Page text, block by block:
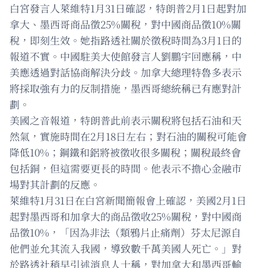
白宮發言人萊維特1月31日確認，特朗普2月1日起對加
拿大、墨西哥商品徵25%關稅，對中國商品徵10%關
稅，即刻生效。她指路透社關於徵稅時間為3月1日的
報道不實。中國駐美大使館發言人劉鵬宇回應稱，中
美應透過對話協商解決分歧。加拿大總理特魯多表示
將採取強有力的反制措施，墨西哥總統稱已有應對計
劃。
美國之音報道，特朗普此前表示關稅將包括石油和天
然氣，實施時間在2月18日左右；對石油的關稅可能會
降低10%；鋼鐵和鋁將被徵收很多關稅；關稅最終會
包括銅，但這需要更長的時間。他表示不擔心金融市
場對其計劃的反應。
萊維特1月31日在白宮新聞簡報會上確認，美國2月1日
起對墨西哥和加拿大的商品徵收25%關稅，對中國商
品徵10%，「因為非法（類鴉片止痛劑）芬太尼源自
他們並允其流入我國，導致數千萬美國人死亡。」對
於路透社稍早引述消息人士稱，對加拿大和墨西哥輸